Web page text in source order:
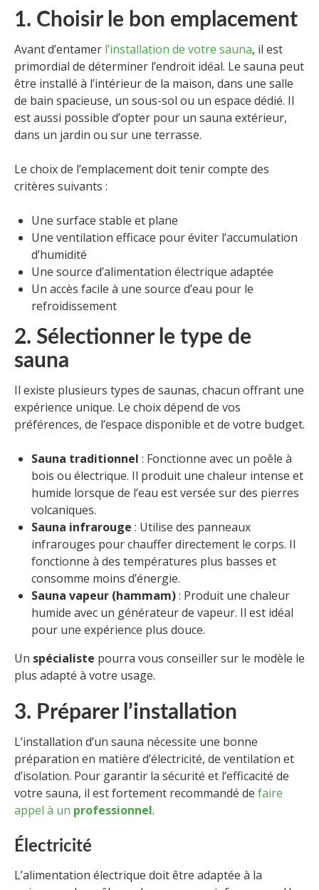
1. Choisir le bon emplacement
Avant d’entamer l’installation de votre sauna, il est
primordial de déterminer l’endroit idéal. Le sauna peut
être installé à l’intérieur de la maison, dans une salle
de bain spacieuse, un sous-sol ou un espace dédié. Il
est aussi possible d’opter pour un sauna extérieur,
dans un jardin ou sur une terrasse.
Le choix de l’emplacement doit tenir compte des
critères suivants :
Une surface stable et plane
Une ventilation efficace pour éviter l’accumulation
d’humidité
Une source d’alimentation électrique adaptée
Un accès facile à une source d’eau pour le
refroidissement
2. Sélectionner le type de
sauna
Il existe plusieurs types de saunas, chacun offrant une
expérience unique. Le choix dépend de vos
préférences, de l’espace disponible et de votre budget.
Sauna traditionnel : Fonctionne avec un poêle à
bois ou électrique. Il produit une chaleur intense et
humide lorsque de l’eau est versée sur des pierres
volcaniques.
Sauna infrarouge : Utilise des panneaux
infrarouges pour chauffer directement le corps. Il
fonctionne à des températures plus basses et
consomme moins d’énergie.
Sauna vapeur (hammam): Produit une chaleur
humide avec un générateur de vapeur. Il est idéal
pour une expérience plus douce.
Un spécialiste pourra vous conseiller sur le modèle le
plus adapté à votre usage.
3. Préparer l’installation
L’installation d’un sauna nécessite une bonne
préparation en matière d’électricité, de ventilation et
d’isolation. Pour garantir la sécurité et l’efficacité de
votre sauna, il est fortement recommandé de faire
appel à un professionnel.
Électricité
L’alimentation électrique doit être adaptée à la